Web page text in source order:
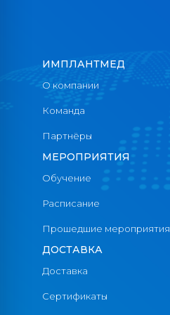
ИМПЛАНТМЕД
О компании
Команда
Партнёры
МЕРОПРИЯТИЯ
Обучение
Расписание
Прошедшие мероприятия
ДОСТАВКА
Доставка
Сертификаты